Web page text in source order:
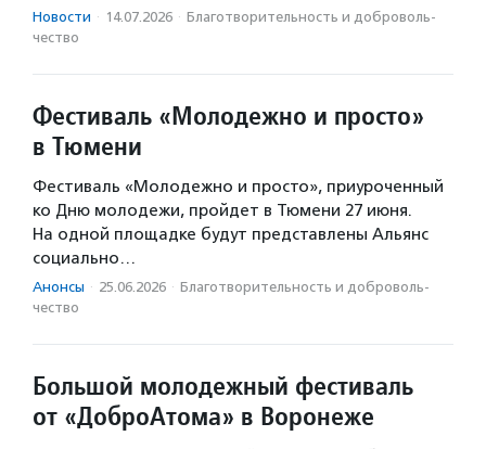
Новости · 14.07.2026 · Благотвори­тель­ность и доброволь­
чест­во
Фестиваль «Молодежно и просто»
в Тюмени
Фестиваль «Молодежно и просто», приуроченный
ко Дню молодежи, пройдет в Тюмени 27 июня.
На одной площадке будут представлены Альянс
социально…
Анонсы · 25.06.2026 · Благотвори­тель­ность и доброволь­
чест­во
Большой молодежный фестиваль
от «ДоброАтома» в Воронеже